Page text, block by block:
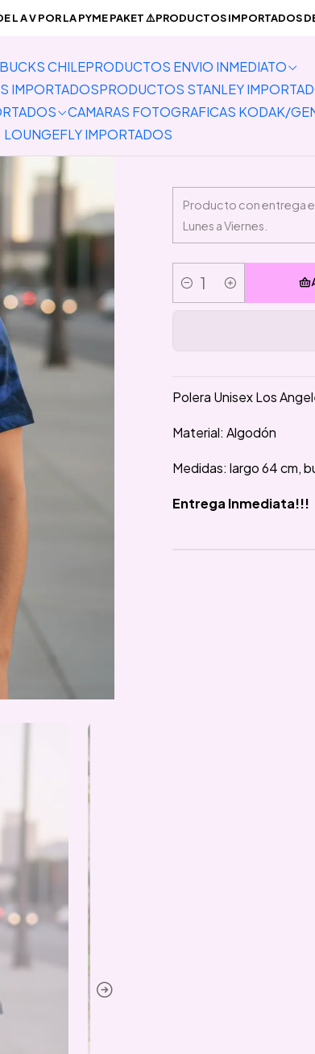
CHILEPRODUCTOS ENVIO INMEDIATO
IMPORTADOSPRODUCTOS STANLEY
CAMARAS FOTOGRAFICAS KODAK/
LOUNGEFLY IMPORTADOS
L A V POR LA PYME PAKET ⚠️PRODUCTOS IMPORTADOS
ENVIO INMEDIATO Vestimenta Polera Unisex
Cantidad
Polera Unisex Los
Material: Algodón
Medidas: largo 64 cm,
Entrega Inmediata!!!